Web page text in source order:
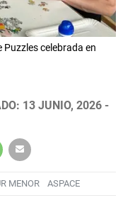
celebrada en
13 JUNIO, 2026 -
MENOR ASPACE